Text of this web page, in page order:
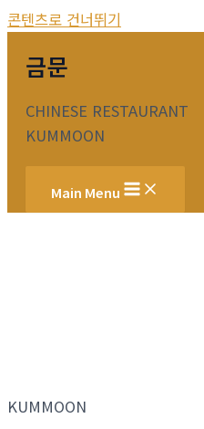
콘텐츠로 건너뛰기
금문
CHINESE RESTAURANT
KUMMOON
Main Menu
KUMMOON